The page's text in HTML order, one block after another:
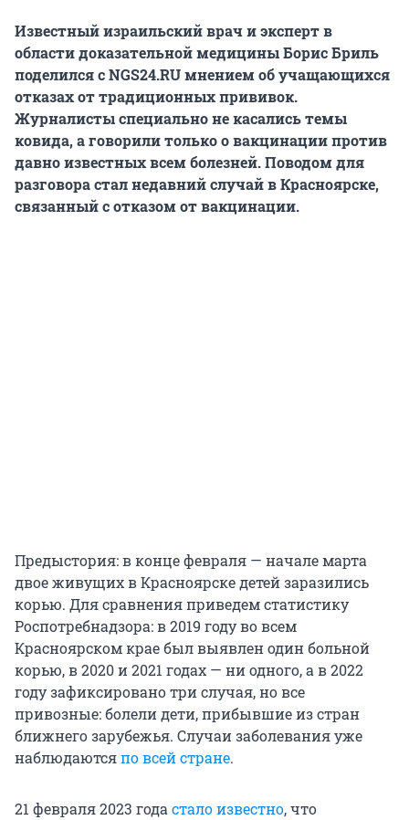
Известный израильский врач и эксперт в
области доказательной медицины Борис Бриль
поделился с NGS24.RU мнением об учащающихся
отказах от традиционных прививок.
Журналисты специально не касались темы
ковида, а говорили только о вакцинации против
давно известных всем болезней. Поводом для
разговора стал недавний случай в Красноярске,
связанный с отказом от вакцинации.
Предыстория: в конце февраля — начале марта
двое живущих в Красноярске детей заразились
корью. Для сравнения приведем статистику
Роспотребнадзора: в 2019 году во всем
Красноярском крае был выявлен один больной
корью, в 2020 и 2021 годах — ни одного, а в 2022
году зафиксировано три случая, но все
привозные: болели дети, прибывшие из стран
ближнего зарубежья. Случаи заболевания уже
наблюдаютсяпо всей стране.
21 февраля 2023 годастало известно, что